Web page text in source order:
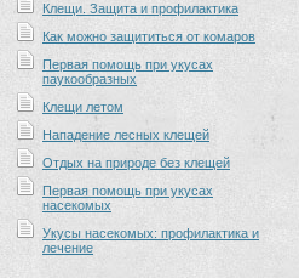
Клещи. Защита и профилактика
Как можно защититься от комаров
Первая помощь при укусах
паукообразных
Клещи летом
Нападение лесных клещей
Отдых на природе без клещей
Первая помощь при укусах
насекомых
Укусы насекомых: профилактика и
лечение